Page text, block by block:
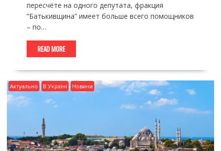
пересчёте на одного депутата, фракция
“Батькивщина” имеет больше всего помощников
– по…
READ MORE
Актуально В Україні Новини